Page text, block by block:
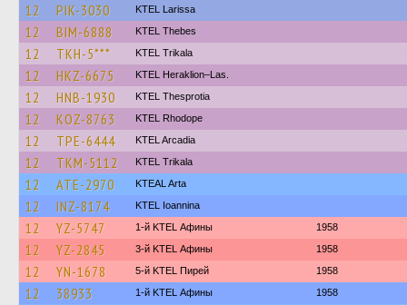
12 PIK-3030 KTEL Larissa
12 BIM-6888 KTEL Thebes
12 TKH-5*** ΚΤΕL Τrikala
12 HKZ-6675 KTEL Heraklion–Las.
12 HNB-1930 KTEL Thesprotia
12 KOZ-8763 KTEL Rhodope
12 TPE-6444 KTEL Arcadia
12 TKM-5112 ΚΤΕL Τrikala
12 ATE-2970 KTEAL Arta
12 INZ-8174 KTEL Ioannina
12 YZ-5747 1-й KTEL Афины 1958
12 YZ-2845 3-й KTEL Афины 1958
12 YN-1678 5-й KTEL Пирей 1958
12 38933 1-й KTEL Афины 1958